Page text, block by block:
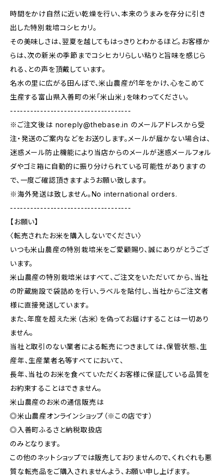
時間をかけ自然に近い乾燥を行い、本来のうまみを存分に引き
出した特別栽培コシヒカリ。
その美味しさは、翌夏を越してもはっきりとわかるほど。お客様か
らは、次の新米の季節までコシヒカリらしい粘りと旨味を感じら
れる、との声を頂戴しています。
名水の里に広がる田んぼで、米山農産が1年をかけ、心をこめて
生産する富山県入善町の米「米山米」を味わってください。
------------------------------------
※ご注文後は noreply@thebase.in のメールアドレスから受
注・発送のご案内などをお送りします。メールが届かない場合は、
迷惑メール防止機能により当店からのメールが迷惑メールフォル
ダやゴミ箱に自動的に振り分けられている可能性がありますの
で、一度ご確認頂きますようお願い致します。
※海外発送は致しません。No international orders.
------------------------------------
【お願い】
〈転売されたお米を購入しないでください〉
いつも米山農産の特別栽培米をご愛顧賜り、誠にありがとうござ
います。
米山農産の特別栽培米はすべて、ご注文をいただいてから、当社
の貯蔵施設で袋詰めを行い、ラベルを貼付し、当社からご注文者
様に直接発送しています。
また、年度を超えた米（古米）を偽ってお届けすることは一切あり
ません。
当社と取引のない業者による転売につきましては、保管状態、生
産年、生産業者名等すべてにおいて、
長年、当社のお米を食べていただくお客様に保証している品質を
お約束することはできません。
米山農産のお米の通信販売は
◎米山農産オンラインショップ（※この店です）
◎入善町ふるさと納税取扱店
のみとなります。
この他のネットショップでは販売しておりませんので、くれぐれも悪
質な転売品をご購入されませんよう、お願い申し上げます。